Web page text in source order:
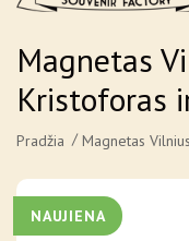
Magnetas
Kristoforas
Pradžia Magnetas
NAUJIENA